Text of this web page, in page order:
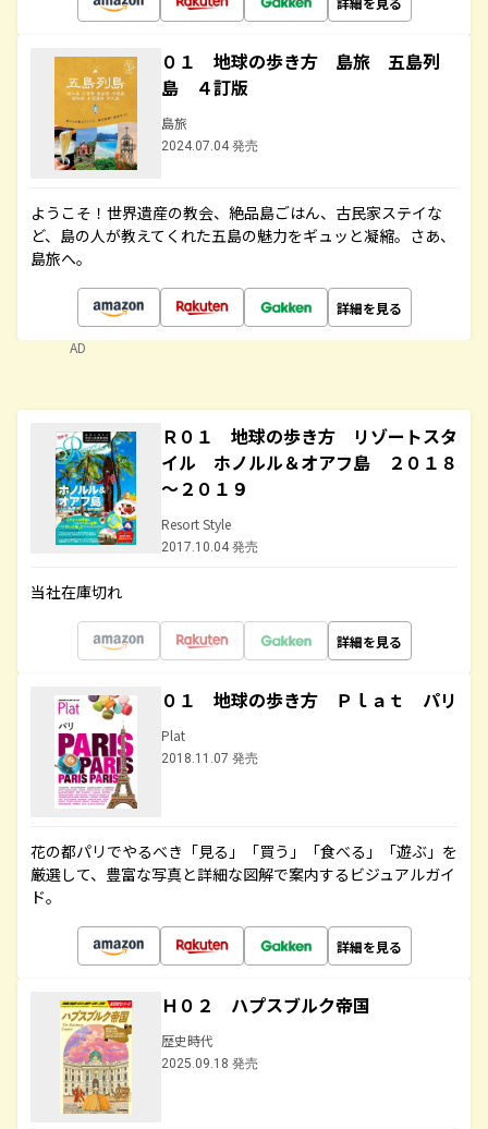
０１ 地球の歩き方 島旅 五島列
島 ４訂版
島旅
2024.07.04 発売
ようこそ！世界遺産の教会、絶品島ごはん、古民家ステイな
ど、島の人が教えてくれた五島の魅力をギュッと凝縮。さあ、
島旅へ。
詳細を見る
AD
Ｒ０１ 地球の歩き方 リゾートスタ
イル ホノルル＆オアフ島 ２０１８
～２０１９
Resort Style
2017.10.04 発売
当社在庫切れ
詳細を見る
０１ 地球の歩き方 Ｐｌａｔ パリ
Plat
2018.11.07 発売
花の都パリでやるべき「見る」「買う」「食べる」「遊ぶ」を
厳選して、豊富な写真と詳細な図解で案内するビジュアルガイ
ド。
詳細を見る
Ｈ０２ ハプスブルク帝国
歴史時代
2025.09.18 発売